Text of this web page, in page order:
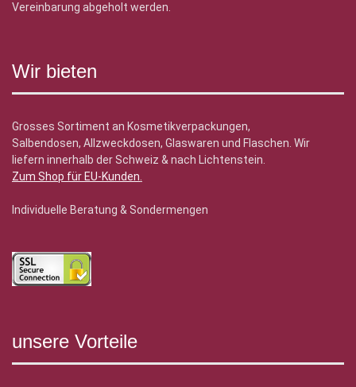
Vereinbarung abgeholt werden.
Wir bieten
Grosses Sortiment an Kosmetikverpackungen,
Salbendosen, Allzweckdosen, Glaswaren und Flaschen. Wir
liefern innerhalb der Schweiz & nach Lichtenstein.
Zum Shop für EU-Kunden.
Individuelle Beratung & Sondermengen
unsere Vorteile